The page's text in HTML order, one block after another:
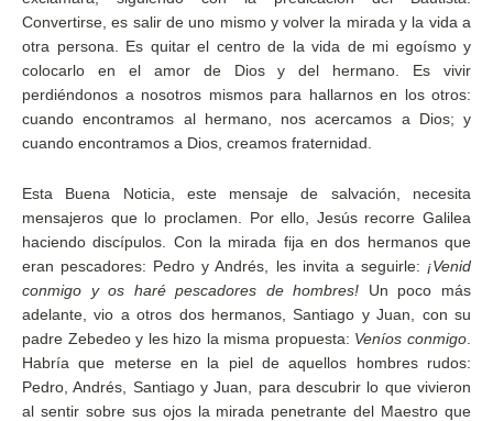
Convertirse, es salir de uno mismo y volver la mirada y la vida a
otra persona. Es quitar el centro de la vida de mi egoísmo y
colocarlo en el amor de Dios y del hermano. Es vivir
perdiéndonos a nosotros mismos para hallarnos en los otros:
cuando encontramos al hermano, nos acercamos a Dios; y
cuando encontramos a Dios, creamos fraternidad.
Esta Buena Noticia, este mensaje de salvación, necesita
mensajeros que lo proclamen. Por ello, Jesús recorre Galilea
haciendo discípulos. Con la mirada fija en dos hermanos que
eran pescadores: Pedro y Andrés, les invita a seguirle: ¡Venid
conmigo y os haré pescadores de hombres! Un poco más
adelante, vio a otros dos hermanos, Santiago y Juan, con su
padre Zebedeo y les hizo la misma propuesta: Veníos conmigo
Habría que meterse en la piel de aquellos hombres rudos:
Pedro, Andrés, Santiago y Juan, para descubrir lo que vivieron
al sentir sobre sus ojos la mirada penetrante del Maestro que